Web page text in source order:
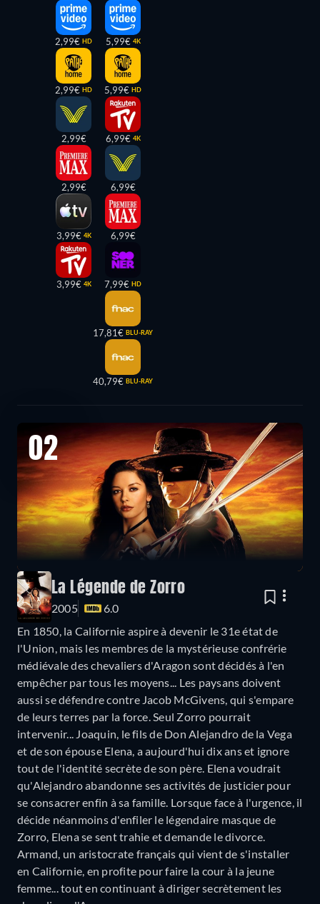
2,99€ HD
2,99€ HD
2,99€
2,99€
3,99€ 4K
3,99€ 4K
5,99€ 4K
5,99€ HD
6,99€ 4K
6,99€
6,99€
7,99€ HD
17,81€ BLU-RAY
40,79€ BLU-RAY
02
La Légende de Zorro
2005
6.0
En 1850, la Californie aspire à devenir le 31e état de
l'Union, mais les membres de la mystérieuse confrérie
médiévale des chevaliers d'Aragon sont décidés à l'en
empêcher par tous les moyens... Les paysans doivent
aussi se défendre contre Jacob McGivens, qui s'empare
de leurs terres par la force. Seul Zorro pourrait
intervenir... Joaquin, le fils de Don Alejandro de la Vega
et de son épouse Elena, a aujourd'hui dix ans et ignore
tout de l'identité secrète de son père. Elena voudrait
qu'Alejandro abandonne ses activités de justicier pour
se consacrer enfin à sa famille. Lorsque face à l'urgence, il
décide néanmoins d'enfiler le légendaire masque de
Zorro, Elena se sent trahie et demande le divorce.
Armand, un aristocrate français qui vient de s'installer
en Californie, en profite pour faire la cour à la jeune
femme... tout en continuant à diriger secrètement les